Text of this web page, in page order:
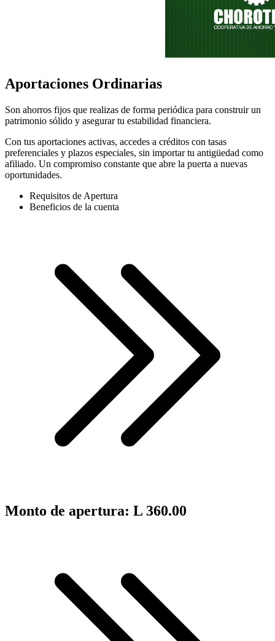
Aportaciones Ordinarias
Son ahorros fijos que realizas de forma periódica para construir un
patrimonio sólido y asegurar tu estabilidad financiera.
Con tus aportaciones activas, accedes a créditos con tasas
preferenciales y plazos especiales, sin importar tu antigüedad como
afiliado. Un compromiso constante que abre la puerta a nuevas
oportunidades.
Requisitos de Apertura
Beneficios de la cuenta
Monto de apertura: L 360.00